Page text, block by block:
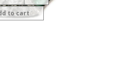
to cart